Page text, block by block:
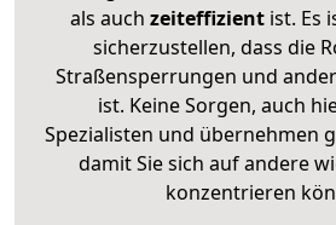
als auch zeiteffizientist. Es
sicherzustellen, dass die
Straßensperrungen und
ist. Keine Sorgen, auch
Spezialisten und übernehmen
damit Sie sich auf andere
konzentrieren